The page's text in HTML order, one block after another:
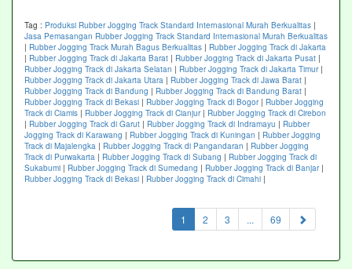
Tag : Produksi Rubber Jogging Track Standard Internasional Murah Berkualitas |
Jasa Pemasangan Rubber Jogging Track Standard Internasional Murah Berkualitas
| Rubber Jogging Track Murah Bagus Berkualitas | Rubber Jogging Track di Jakarta
| Rubber Jogging Track di Jakarta Barat | Rubber Jogging Track di Jakarta Pusat |
Rubber Jogging Track di Jakarta Selatan | Rubber Jogging Track di Jakarta Timur|
Rubber Jogging Track di Jakarta Utara | Rubber Jogging Track di Jawa Barat |
Rubber Jogging Track di Bandung | Rubber Jogging Track di Bandung Barat |
Rubber Jogging Track di Bekasi | Rubber Jogging Track di Bogor| Rubber Jogging
Track di Ciamis | Rubber Jogging Track di Cianjur| Rubber Jogging Track di Cirebon
| Rubber Jogging Track di Garut | Rubber Jogging Track di Indramayu | Rubber
Jogging Track di Karawang | Rubber Jogging Track di Kuningan | Rubber Jogging
Track di Majalengka | Rubber Jogging Track di Pangandaran | Rubber Jogging
Track di Purwakarta | Rubber Jogging Track di Subang | Rubber Jogging Track di
Sukabumi | Rubber Jogging Track di Sumedang | Rubber Jogging Track di Banjar|
Rubber Jogging Track di Bekasi | Rubber Jogging Track di Cimahi |
1 (current)
2 3 ... 69